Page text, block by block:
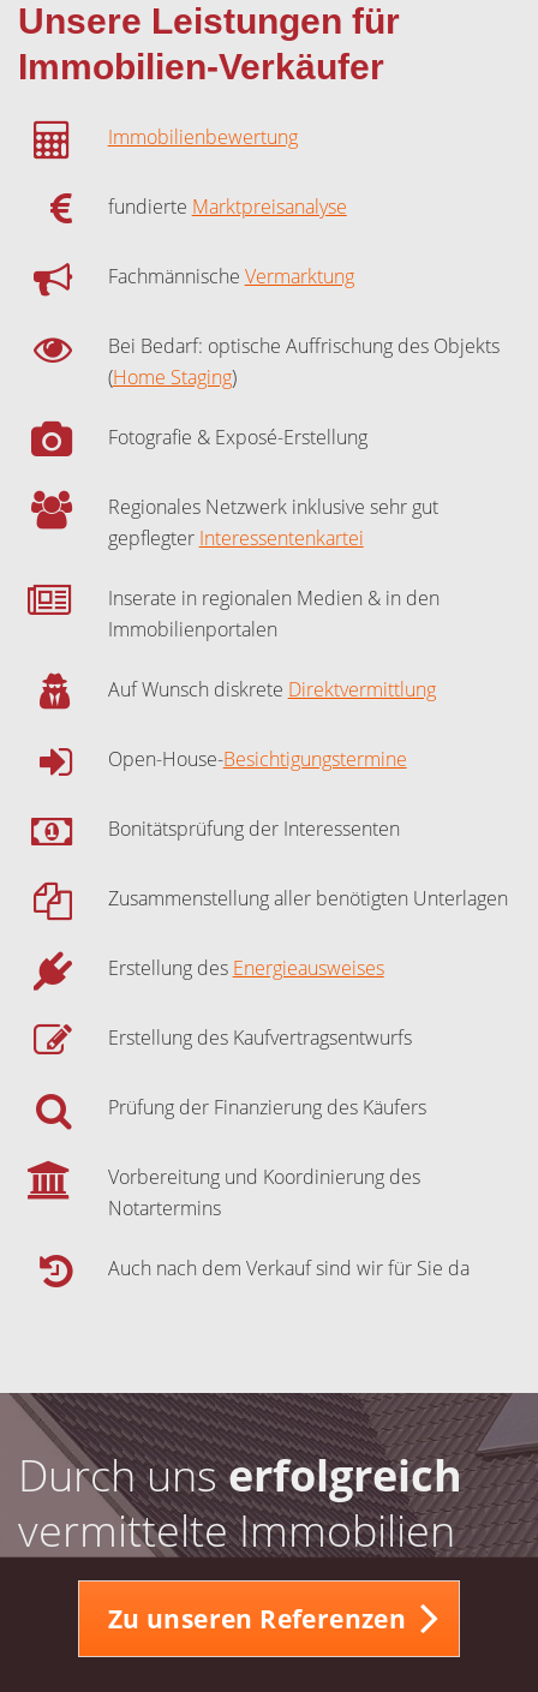
Unsere Leistungen für
Immobilien-Verkäufer
Immobilienbewertung
fundierte Marktpreisanalyse
Fachmännische Vermarktung
Bei Bedarf: optische Auffrischung des Objekts
(Home Staging)
Fotografie & Exposé-Erstellung
Regionales Netzwerk inklusive sehr gut
gepflegter Interessentenkartei
Inserate in regionalen Medien & in den
Immobilienportalen
Auf Wunsch diskrete Direktvermittlung
Open-House-Besichtigungstermine
Bonitätsprüfung der Interessenten
Zusammenstellung aller benötigten Unterlagen
Erstellung des Energieausweises
Erstellung des Kaufvertragsentwurfs
Prüfung der Finanzierung des Käufers
Vorbereitung und Koordinierung des
Notartermins
Auch nach dem Verkauf sind wir für Sie da
Durch unserfolgreich
vermittelte Immobilien
Zu unseren Referenzen